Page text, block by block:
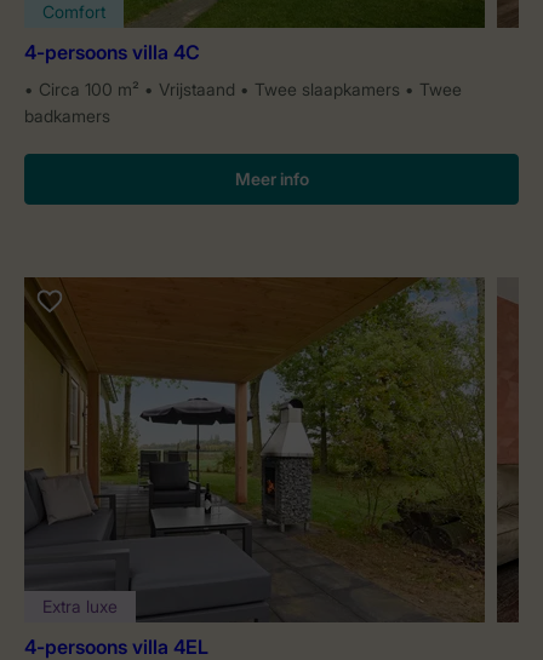
Comfort
4-persoons villa 4C
Circa 100 m² Vrijstaand Twee slaapkamers
Twee
badkamers
Meer info
Extra luxe
4-persoons villa 4EL